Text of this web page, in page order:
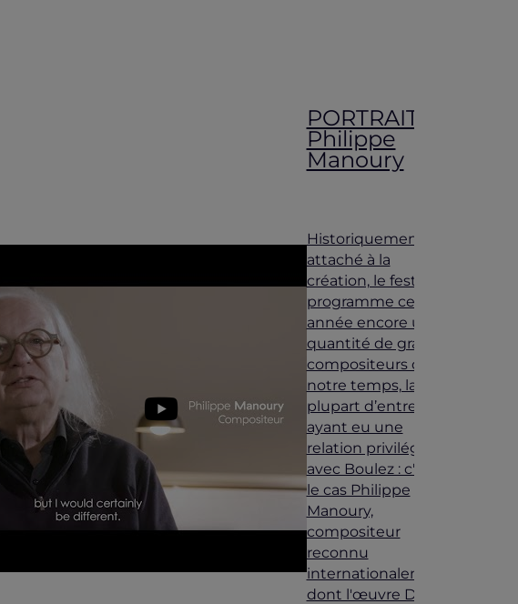
PORTRAIT -
Philippe
Manoury
Historiquement
attaché à la
création, le festival
programme cette
année encore une
quantité de grands
compositeurs de
notre temps, la
plupart d’entre eux
ayant eu une
relation privilégiée
avec Boulez : c'est
le cas Philippe
Manoury,
compositeur
reconnu
internationalement,
dont l'œuvre Das